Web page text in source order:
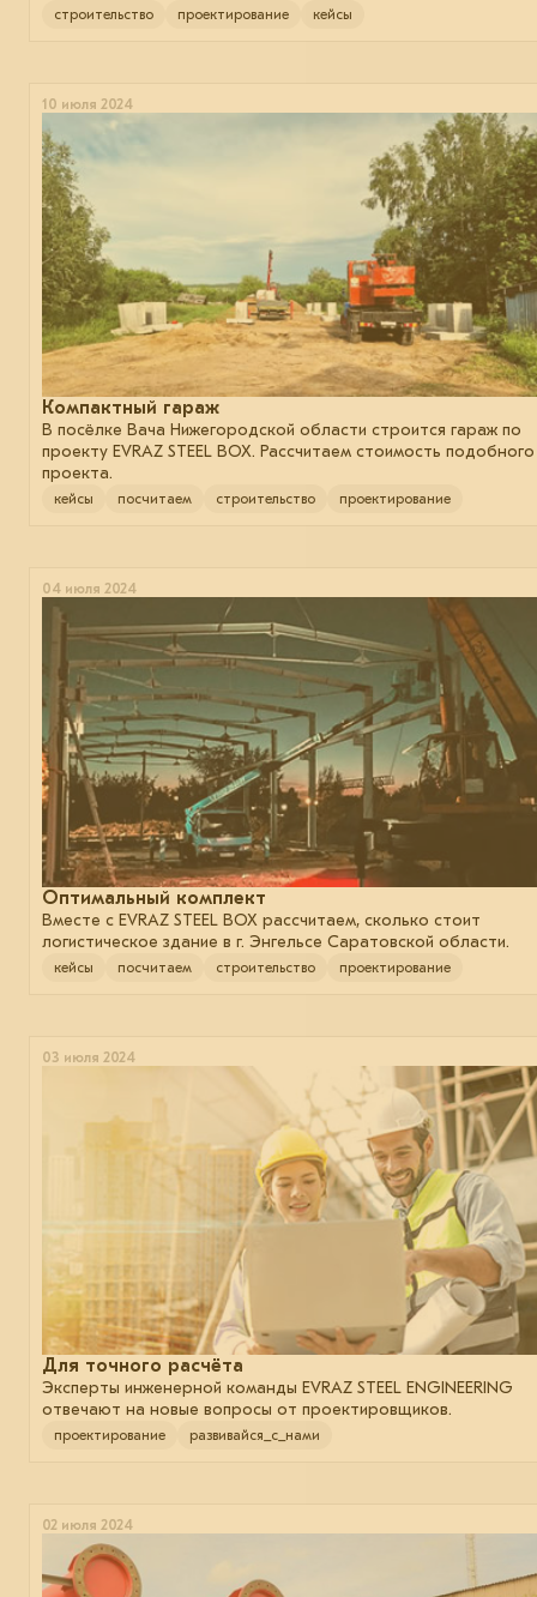
строительство проектирование кейсы
10 июля 2024
Компактный гараж
В посёлке Вача Нижегородской области строится гараж по
проекту EVRAZ STEEL BOX. Рассчитаем стоимость подобного
проекта.
кейсы посчитаем строительство проектирование
04 июля 2024
Оптимальный комплект
Вместе с EVRAZ STEEL BOX рассчитаем, сколько стоит
логистическое здание в г. Энгельсе Саратовской области.
кейсы посчитаем строительство проектирование
03 июля 2024
Для точного расчёта
Эксперты инженерной команды EVRAZ STEEL ENGINEERING
отвечают на новые вопросы от проектировщиков.
проектирование развивайся_с_нами
02 июля 2024